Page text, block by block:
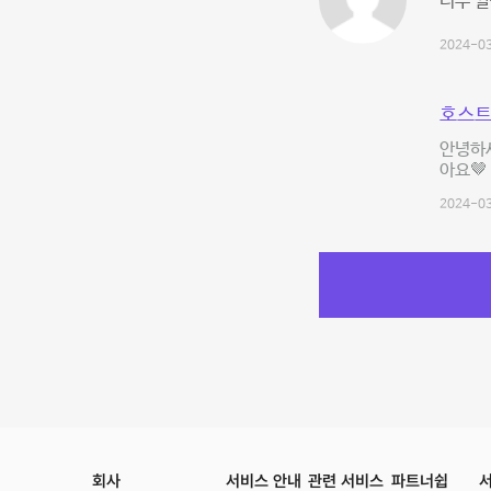
2024-
호스
안녕하
아요🤎
2024-
회사 서비스 안내 관련 서비스 파트너쉽